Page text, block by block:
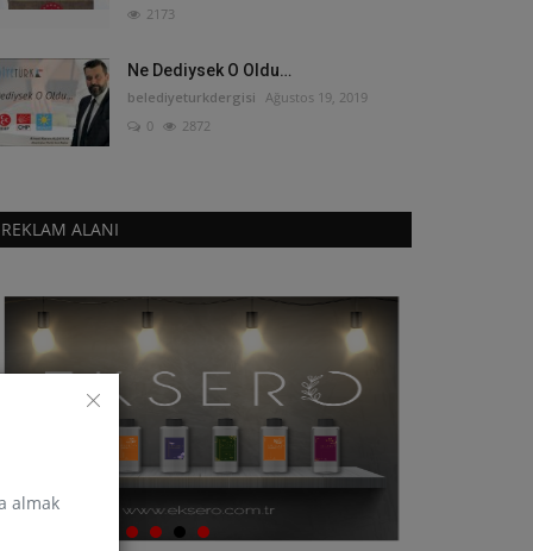
almak
2173
Ne Dediysek O Oldu…
belediyeturkdergisi Ağustos 19, 2019
0
2872
REKLAM ALANI